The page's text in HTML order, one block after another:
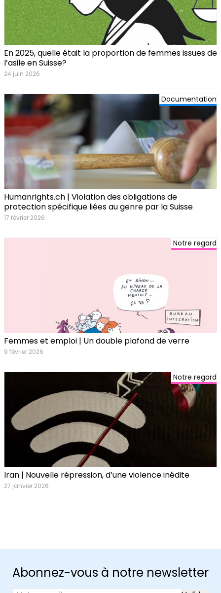
En 2025, quelle était la proportion de femmes issues de
l’asile en Suisse?
24 juin 2026
Documentation
Humanrights.ch | Violation des obligations de
protection spécifique liées au genre par la Suisse
17 février 2026
Notre regard
Femmes et emploi | Un double plafond de verre
9 février 2026
Notre regard
Iran | Nouvelle répression, d’une violence inédite
27 janvier 2026
Abonnez-vous à notre newsletter